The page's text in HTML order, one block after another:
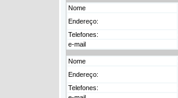
Nome
Endereço:
Telefones:
e-mail
Nome
Endereço:
Telefones: